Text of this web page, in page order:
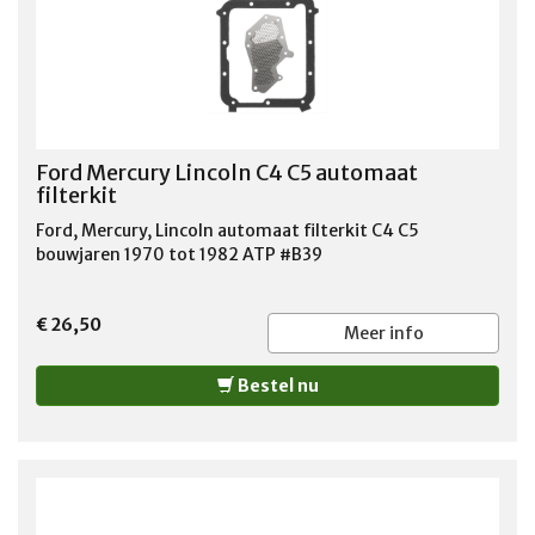
Ford Mercury Lincoln C4 C5 automaat
filterkit
Ford, Mercury, Lincoln automaat filterkit C4 C5
bouwjaren 1970 tot 1982 ATP #B39
€ 26,50 Meer info
Bestel nu